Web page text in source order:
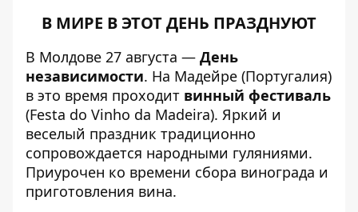
В МИРЕ В ЭТОТ ДЕНЬ ПРАЗДНУЮТ
В Молдове 27 августа — День
независимости. На Мадейре (Португалия)
в это время проходит винный фестиваль
(Festa do Vinho da Madeira). Яркий и
веселый праздник традиционно
сопровождается народными гуляниями.
Приурочен ко времени сбора винограда и
приготовления вина.